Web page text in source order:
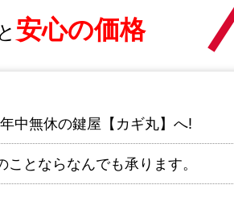
安心の価格
中無休の鍵屋【カギ丸】へ!
とならなんでも承ります。